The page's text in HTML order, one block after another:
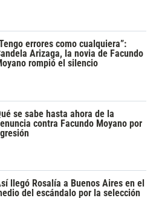
errores como cualquiera”:
Arizaga, la novia de Facundo
rompió el silencio
se sabe hasta ahora de la
contra Facundo Moyano por
llegó Rosalía a Buenos Aires en el
del escándalo por la selección